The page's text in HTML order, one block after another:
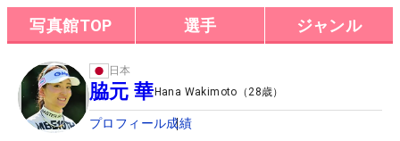
写真館TOP 選手 ジャンル
日本
脇元 華Hana Wakimoto （ 28歳）
プロフィール成績